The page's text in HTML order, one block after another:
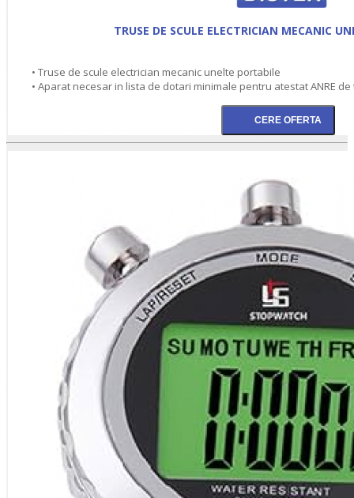
TRUSE DE SCULE ELECTRICIAN MECANIC
• Truse de scule electrician mecanic unelte portabile
• Aparat necesar in lista de dotari minimale pentru atestat ANRE de